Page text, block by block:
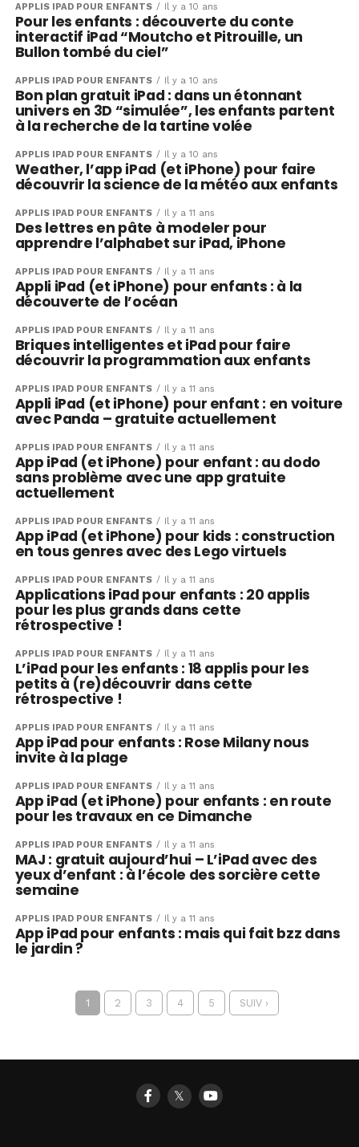
APPLIS IPAD POUR ENFANTS Il y a 10 ans
Pour les enfants : découverte du conte
interactif iPad “Moutcho et Pitrouille, un
Bullon tombé du ciel”
APPLIS IPAD POUR ENFANTS Il y a 10 ans
Bon plan gratuit iPad : dans un étonnant
univers en 3D “simulée”, les enfants partent
à la recherche de la tartine volée
APPLIS IPAD POUR ENFANTS Il y a 10 ans
Weather, l’app iPad (et iPhone) pour faire
découvrir la science de la météo aux enfants
APPLIS IPAD POUR ENFANTS Il y a 11 ans
Des lettres en pâte à modeler pour
apprendre l’alphabet sur iPad, iPhone
APPLIS IPAD POUR ENFANTS Il y a 11 ans
Appli iPad (et iPhone) pour enfants : à la
découverte de l’océan
APPLIS IPAD POUR ENFANTS Il y a 11 ans
Briques intelligentes et iPad pour faire
découvrir la programmation aux enfants
APPLIS IPAD POUR ENFANTS Il y a 11 ans
Appli iPad (et iPhone) pour enfant : en voiture
avec Panda – gratuite actuellement
APPLIS IPAD POUR ENFANTS Il y a 11 ans
App iPad (et iPhone) pour enfant : au dodo
sans problème avec une app gratuite
actuellement
APPLIS IPAD POUR ENFANTS Il y a 11 ans
App iPad (et iPhone) pour kids : construction
en tous genres avec des Lego virtuels
APPLIS IPAD POUR ENFANTS Il y a 11 ans
Applications iPad pour enfants : 20 applis
pour les plus grands dans cette
rétrospective !
APPLIS IPAD POUR ENFANTS Il y a 11 ans
L’iPad pour les enfants : 18 applis pour les
petits à (re)découvrir dans cette
rétrospective !
APPLIS IPAD POUR ENFANTS Il y a 11 ans
App iPad pour enfants : Rose Milany nous
invite à la plage
APPLIS IPAD POUR ENFANTS Il y a 11 ans
App iPad (et iPhone) pour enfants : en route
pour les travaux en ce Dimanche
APPLIS IPAD POUR ENFANTS Il y a 11 ans
MAJ : gratuit aujourd’hui – L’iPad avec des
yeux d’enfant : à l’école des sorcière cette
semaine
APPLIS IPAD POUR ENFANTS Il y a 11 ans
App iPad pour enfants : mais qui fait bzz dans
le jardin ?
1 2 3 4 5 SUIV ›
𝕏